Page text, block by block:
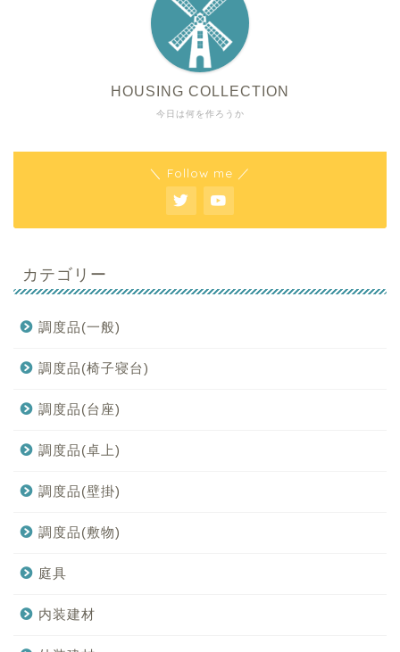
今日は何を作ろうか
HOUSING COLLECTION
＼ Follow me ／
カテゴリー
調度品(一般)
調度品(椅子寝台)
調度品(台座)
調度品(卓上)
調度品(壁掛)
調度品(敷物)
庭具
内装建材